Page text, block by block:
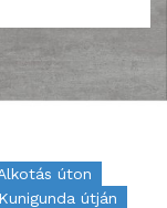
úton
útján